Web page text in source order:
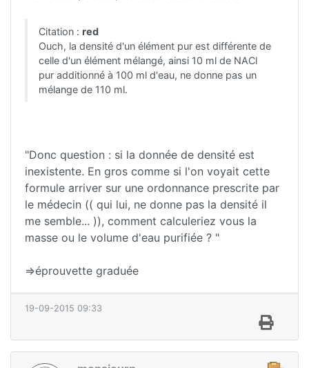
Citation : red
Ouch, la densité d'un élément pur est différente de
celle d'un élément mélangé, ainsi 10 ml de NACl
pur additionné à 100 ml d'eau, ne donne pas un
mélange de 110 ml.
"Donc question : si la donnée de densité est
inexistente. En gros comme si l'on voyait cette
formule arriver sur une ordonnance prescrite par
le médecin (( qui lui, ne donne pas la densité il
me semble... )), comment calculeriez vous la
masse ou le volume d'eau purifiée ? "
=>éprouvette graduée
19-09-2015 09:33